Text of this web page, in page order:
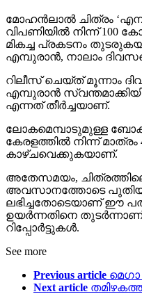
മോഹൻലാൽ ചിത്രം
വിപണിയിൽ നിന്ന് 100
മികച്ച പ്രകടനം
എമ്പുരാൻ, നാലാം
റിലീസ് ചെയ്ത് മൂന്നാം
എമ്പുരാൻ
എന്നത് തീർച്ചയാണ്.
ലോകമെമ്പാടുമുള്ള
കേരളത്തിൽ നിന്ന്
കാഴ്ചവെക്കുകയാണ്.
അതേസമയം,
അവസാനത്തോടെ പുതിയ
ലഭിച്ചതോടെയാണ് ഈ
ഉയർന്നതിനെ തുടർന്നാണ്
റിപ്പോർട്ടുകൾ.
See more
Previous article
Next article